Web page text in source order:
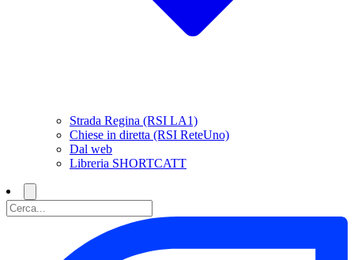
Strada Regina (RSI LA1)
Chiese in diretta (RSI ReteUno)
Dal web
Libreria SHORTCATT